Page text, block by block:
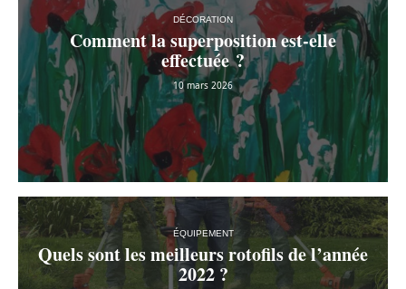
DÉCORATION
Comment la superposition est-elle
effectuée ?
10 mars 2026
ÉQUIPEMENT
Quels sont les meilleurs rotofils de l’année
2022 ?